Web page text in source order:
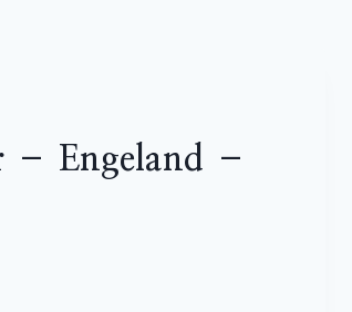
– Engeland –